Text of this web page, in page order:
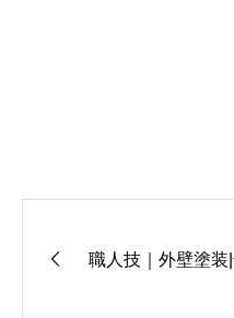
職人技｜外壁塗装